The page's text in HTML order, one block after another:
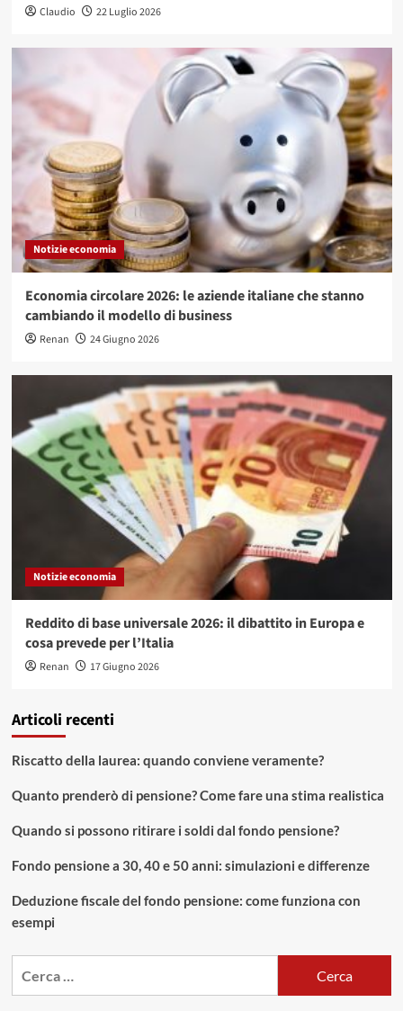
Claudio 22 Luglio 2026
Notizie economia
Economia circolare 2026: le aziende italiane che stanno
cambiando il modello di business
Renan 24 Giugno 2026
Notizie economia
Reddito di base universale 2026: il dibattito in Europa e
cosa prevede per l’Italia
Renan 17 Giugno 2026
Articoli recenti
Riscatto della laurea: quando conviene veramente?
Quanto prenderò di pensione? Come fare una stima realistica
Quando si possono ritirare i soldi dal fondo pensione?
Fondo pensione a 30, 40 e 50 anni: simulazioni e differenze
Deduzione fiscale del fondo pensione: come funziona con
esempi